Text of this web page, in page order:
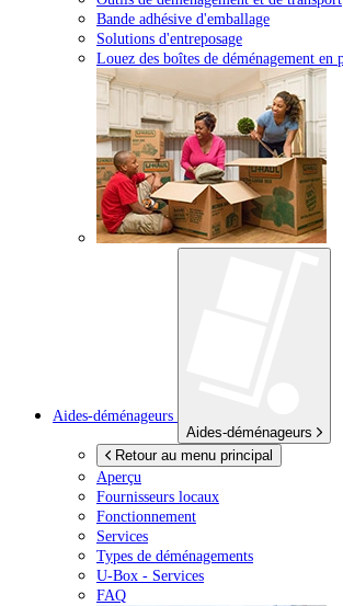
Bande adhésive d'emballage
Solutions d'entreposage
Louez des boîtes de déménagement en
Aides-déménageurs
Aides-déménageurs
Retour au menu principal
Aperçu
Fournisseurs locaux
Fonctionnement
Services
Types de déménagements
U-Box - Services
FAQ